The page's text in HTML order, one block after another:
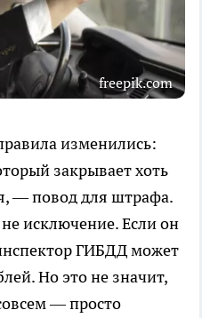
freepik.com
изменились:
закрывает хоть
— повод для штрафа.
исключение. Если он
ГИБДД может
Но это не значит,
— просто